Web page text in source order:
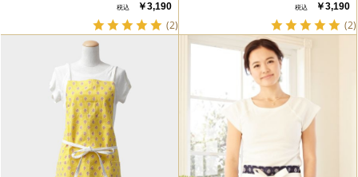
￥3,190
(2)
￥3,190
(2)